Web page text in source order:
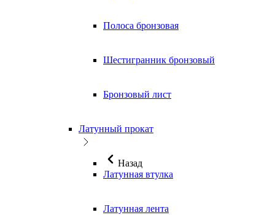
Полоса бронзовая
Шестигранник бронзовый
Бронзовый лист
Латунный прокат
Назад
Латунная втулка
Латунная лента